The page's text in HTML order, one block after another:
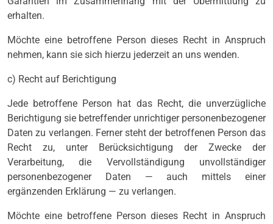
erhalten.
Möchte eine betroffene Person dieses Recht in Anspruch
nehmen, kann sie sich hierzu jederzeit an uns wenden.
c) Recht auf Berichtigung
Jede betroffene Person hat das Recht, die unverzügliche
Berichtigung sie betreffender unrichtiger personenbezogener
Daten zu verlangen. Ferner steht der betroffenen Person das
Recht zu, unter Berücksichtigung der Zwecke der
Verarbeitung, die Vervollständigung unvollständiger
personenbezogener Daten — auch mittels einer
ergänzenden Erklärung — zu verlangen.
Möchte eine betroffene Person dieses Recht in Anspruch